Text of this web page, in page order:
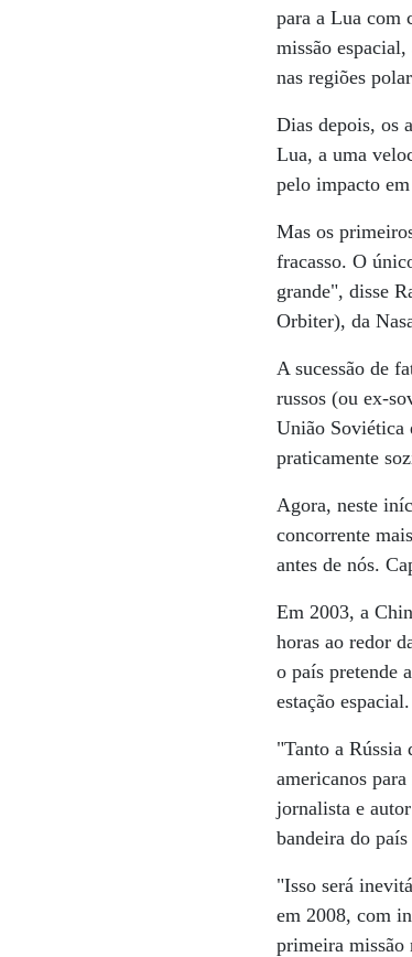
para a Lua com
missão
nas regiões
Dias depois, os
Lua, a uma
pelo impacto em
Mas os
fracasso. O
grande", disse
Orbiter), da
A sucessão de
russos (ou ex-
União Soviética
praticamente
Agora, neste
concorrente
antes de nós.
Em 2003, a
horas ao redor
o país pretende
estação espacial.
"Tanto a Rússia
americanos
jornalista e
bandeira do
"Isso será
em 2008, com
primeira missão